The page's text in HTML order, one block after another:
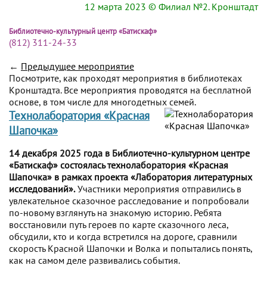
12 марта 2023 © Филиал №2. Кронштадт
Библиотечно-культурный центр «Батискаф»
(812) 311-24-33
← Предыдущее мероприятие
Посмотрите, как проходят мероприятия в библиотеках
Кронштадта. Все мероприятия проводятся на бесплатной
основе, в том числе для многодетных семей.
Технолаборатория «Красная
Шапочка»
14 декабря 2025 года в Библиотечно-культурном центре
«Батискаф» состоялась технолаборатория «Красная
Шапочка» в рамках проекта «Лаборатория литературных
исследований».Участники мероприятия отправились в
увлекательное сказочное расследование и попробовали
по-новому взглянуть на знакомую историю. Ребята
восстановили путь героев по карте сказочного леса,
обсудили, кто и когда встретился на дороге, сравнили
скорость Красной Шапочки и Волка и попытались понять,
как на самом деле развивались события.